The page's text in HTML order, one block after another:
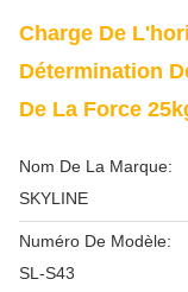
Charge De
Détermination
De La Force
Nom De La Marque:
SKYLINE
Numéro De Modèle:
SL-S43